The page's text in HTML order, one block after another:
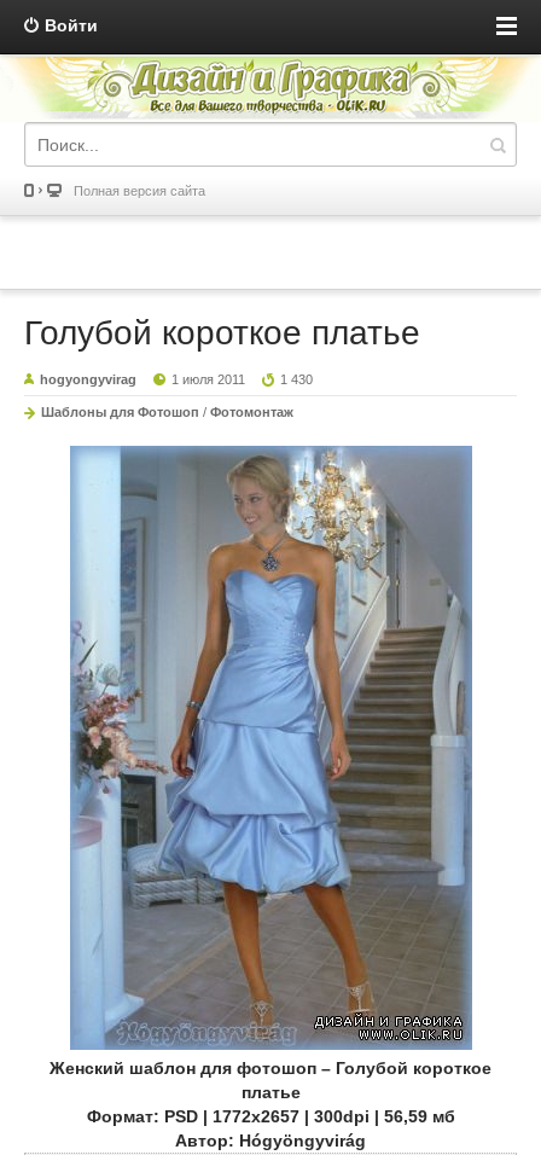
Войти
Полная версия сайта
Голубой короткое платье
hogyongyvirag 1 июля 2011 1 430
Шаблоны для Фотошоп / Фотомонтаж
Женский шаблон для фотошоп – Голубой короткое
платье
Формат: PSD | 1772x2657 | 300dpi | 56,59 мб
Автор: Hógyöngyvirág